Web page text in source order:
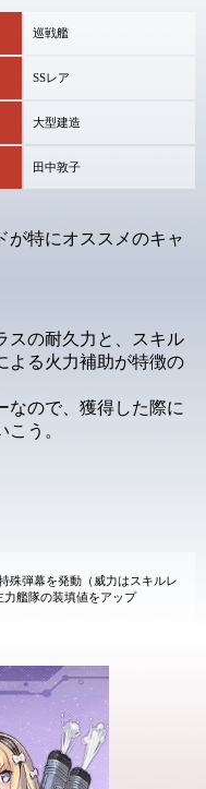
巡戦艦
SSレア
大型建造
田中敦子
が特にオススメのキャ
スの耐久力 と、スキル
よる火力補助が特徴の
なので、獲得した際に
う。
殊弾幕を発動（威力はスキルレ
艦隊の装填値をアップ